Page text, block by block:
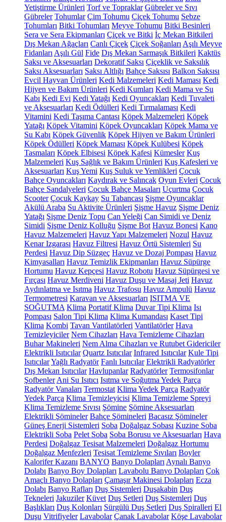
Yetiştirme Ürünleri Torf ve Topraklar Gübreler ve Sıvı
Gübreler Tohumlar Çim Tohumu Çiçek Tohumu Sebze
Tohumları Bitki Tohumları Meyve Tohumu Bitki Besinleri
Sera ve Sera Ekipmanları Çiçek ve Bitki İç Mekan Bitkileri
Dış Mekan Ağaçları Canlı Çiçek Çiçek Soğanları Aşılı Meyve
Fidanları Aşılı Gül Fide Dış Mekan Sarmaşık Bitkileri Kaktüs
Saksı ve Aksesuarları Dekoratif Saksı Çiçeklik ve Saksılık
Saksı Aksesuarları Saksı Altlığı Bahçe Saksısı Balkon Saksısı
Evcil Hayvan Ürünleri Kedi Malzemeleri Kedi Maması Kedi
Hijyen ve Bakım Ürünleri Kedi Kumları Kedi Mama ve Su
Kabı Kedi Evi Kedi Yatağı Kedi Oyuncakları Kedi Tuvaleti
ve Aksesuarları Kedi Ödülleri Kedi Tırmalaması Kedi
Vitamini Kedi Taşıma Çantası Köpek Malzemeleri Köpek
Yatağı Köpek Vitamini Köpek Oyuncakları Köpek Mama ve
Su Kabı Köpek Güvenlik Köpek Hijyen ve Bakım Ürünleri
Köpek Ödülleri Köpek Maması Köpek Kulübesi Köpek
Tasmaları Köpek Elbisesi Köpek Kafesi Kümesler Kuş
Malzemeleri Kuş Sağlık ve Bakım Ürünleri Kuş Kafesleri ve
Aksesuarları Kuş Yemi Kuş Suluk ve Yemlikleri Çocuk
Bahçe Oyuncakları Kaydırak ve Salıncak Oyun Evleri Çocuk
Bahçe Sandalyeleri Çocuk Bahçe Masaları Uçurtma Çocuk
Scooter Çocuk Kaykay Su Tabancası Şişme Oyuncaklar
Akülü Araba Su Aktivite Ürünleri Şişme Havuz Şişme Deniz
Yatağı Şişme Deniz Topu Can Yeleği Can Simidi ve Deniz
Simidi Şişme Deniz Kolluğu Şişme Bot Havuz Bonesi Kano
Havuz Malzemeleri Havuz Yapı Malzemeleri Nozul Havuz
Kenar Izgarası Havuz Filtresi Havuz Örtü Sistemleri Su
Perdesi Havuz Dip Süzgeç Havuz ve Dozaj Pompası Havuz
Kimyasalları Havuz Temizlik Ekipmanları Havuz Süpürge
Hortumu Havuz Kepçesi Havuz Robotu Havuz Süpürgesi ve
Fırçası Havuz Merdiveni Havuz Duşu ve Masaj Jeti Havuz
Aydınlatma ve Isıtma Havuz Trafosu Havuz Ampulü Havuz
Termometresi Karavan ve Aksesuarları ISITMA VE
SOĞUTMA Klima Portatif Klima Duvar Tipi Klima Isı
Pompası Salon Tipi Klima Klima Kumandası Kaset Tipi
Klima Kombi Tavan Vantilatörleri Vantilatörler Hava
Temizleyiciler Nem Cihazları Hava Temizleme Cihazları
Buhar Makineleri Nem Alma Cihazları ve Rutubet Gidericiler
Elektrikli Isıtıcılar Quartz Isıtıcılar Infrared Isıtıcılar Kule Tipi
IsıtıcılarYağlı Radyatör Fanlı Isıtıcılar Elektrikli Radyatörler
Dış Mekan Isıtıcılar Havlupanlar Radyatörler Termosifonlar
Şofbenler Ani Su Isıtıcı Isıtma ve Soğutma Yedek Parça
Radyatör Vanaları Termostat Klima Yedek Parça Radyatör
Yedek Parça Klima Temizleyicisi Klima Temizleme Spreyi
Klima Temizleme Sıvısı Şömine Şömine Aksesuarları
Elektrikli Şömineler Bahçe Şömineleri Bacasız Şömineler
Güneş Enerji Sistemleri Soba Doğalgaz Sobası Kuzine Soba
Elektrikli Soba Pelet Soba Soba Borusu ve Aksesuarları Hava
Perdesi Doğalgaz Tesisat Malzemeleri Doğalgaz Hortumu
Doğalgaz Menfezleri Tesisat Temizleme Sıvıları Boyler
Kalorifer Kazanı BANYO Banyo Dolapları Aynalı Banyo
Dolabı Banyo Boy Dolapları Lavabolu Banyo Dolapları Çok
Amaçlı Banyo Dolapları Çamaşır Makinesi Dolapları Ecza
Dolabı Banyo Rafları Duş Sistemleri Duşakabin Duş
Tekneleri Jakuziler Küvet Duş Setleri Duş Sistemleri Duş
Başlıkları Duş Kolonları Sürgülü Duş Setleri Duş Spiralleri El
Duşu Vitrifiyeler Lavabolar Çanak Lavabolar Köşe Lavabolar